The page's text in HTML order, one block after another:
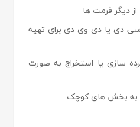
دی یا دی وی دی برای تهیه
سازی یا استخراج به صورت